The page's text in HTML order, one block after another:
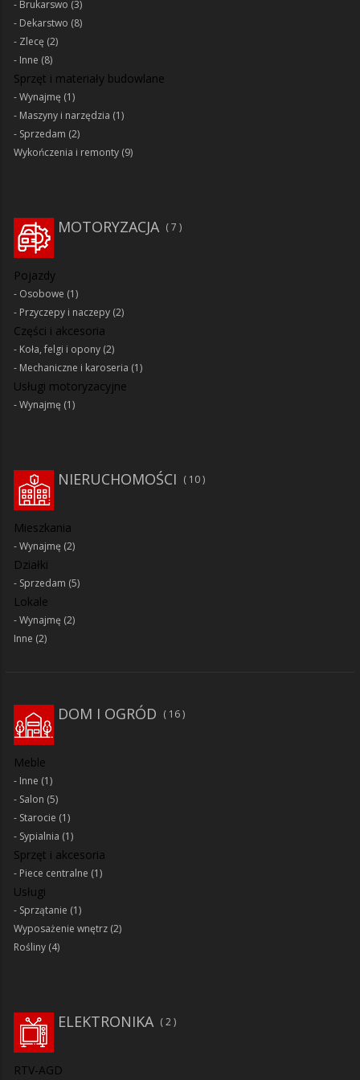
Brukarswo (3)
Dekarstwo (8)
Zlecę (2)
Inne (8)
Sprzęt i materiały budowlane
Wynajmę (1)
Maszyny i narzędzia (1)
Sprzedam (2)
Wykończenia i remonty (9)
MOTORYZACJA 7
Pojazdy
Osobowe (1)
Przyczepy i naczepy (2)
Części i akcesoria
Koła, felgi i opony (2)
Mechaniczne i karoseria (1)
Usługi motoryzacyjne
Wynajmę (1)
NIERUCHOMOŚCI 10
Mieszkania
Wynajmę (2)
Działki
Sprzedam (5)
Lokale
Wynajmę (2)
Inne (2)
DOM I OGRÓD 16
Meble
Inne (1)
Salon (5)
Starocie (1)
Sypialnia (1)
Sprzęt i akcesoria
Piece centralne (1)
Usługi
Sprzątanie (1)
Wyposażenie wnętrz (2)
Rośliny (4)
2
ELEKTRONIKA
RTV-AGD